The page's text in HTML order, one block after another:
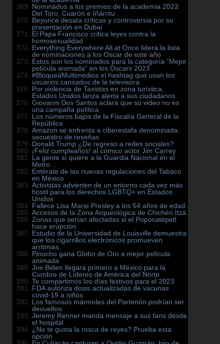
Nominados a los premios de la academia 2023:
Del Toro, Cuarón e Iñárritu
Beyonce desata críticas y controversia por su
presentación en Dubai
El Papa Francisco critica leyes contra la
homosexualidad
Everything Everywhere All at Once lidera la lista
de nominaciones a los Oscar de este año
Estos son los nominados para la categoría ”Mejor
película animada” en los Oscars 2023
#BloqueaMultimedios el hashtag que usan los
usuarios cansados de la televisora
Por violencia de Taxistas en zona turística,
Estados Unidos lanza alerta a sus ciudadanos
Giovanni Dos Santos aclara que su video no es
una campaña política
Los números bajos de la Fiscalía General de la
República
Amazon se enfrenta a ciberestafa denominada:
secuestro de reseñas
Donald Trump ¿De regreso a redes sociales?
¡Feliz cumpleaños! al cómico actor Jim Carrey
La gente sí quiere a la Guardia Nacional en el
Metro…
Entérate de las nuevas regulaciones del Tabaco
en México
Activistas advierten de un entorno cada vez más
hostil para los derechos LGBTQ+ en Estados
Unidos
Fallece Lisa Marie Presley a los 54 años de edad
Accesos de la Zona Arqueológica de Chichén Itzá.
Zonas que serían afectadas si el Popocatépetl
hace erupción
Estudio de la Universidad de Louisville demuestra
que los cigarrillos electrónicos promueven
arritmias
Pinocho gana Globo de Oro a mejor película
animada
Joe Biden llegará primero a México para la
Cumbre de Líderes de América del Norte
Te compartimos los días festivos para el 2023
FDA autoriza dosis actualizadas de vacunas
covid-19 a niños
Los famosos mármoles del Partenón podrían ser
devueltos
Jeremy Renner manda mensaje a sus fans desde
el hospital
¿No te gusta la rosca de reyes? Prueba esta
opción